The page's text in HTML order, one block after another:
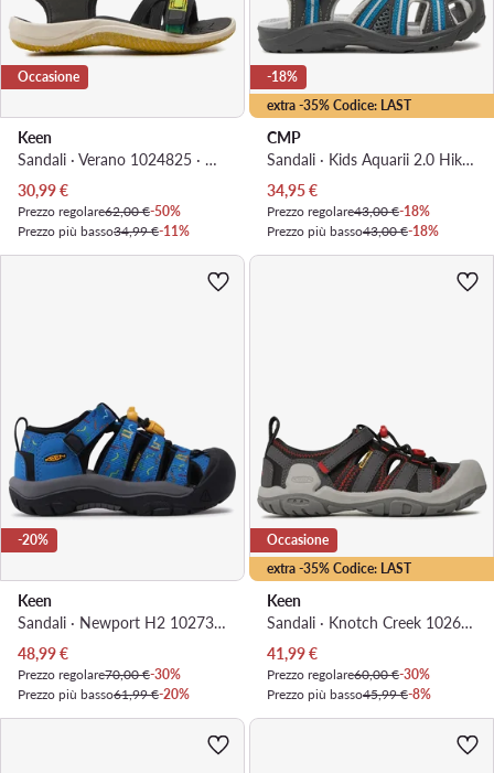
Occasione
Keen
Sandali · Verano 1024825 · Nero
Prezzo attuale
30,99€
Prezzo regolare62,00 €-50%
Prezzo più basso34,99 €-11%
extra -35% Codice: LAST
-18%
CMP
Sandali · Kids Aquarii 2.0 Hiking Sandal 30Q9664 · Grigio
Prezzo attuale
34,95€
Prezzo regolare43,00 €-18%
Prezzo più basso43,00 €-18%
-20%
Keen
Sandali · Newport H2 1027374 · Blu
Prezzo attuale
48,99€
Prezzo regolare70,00 €-30%
Prezzo più basso61,99 €-20%
extra -35% Codice: LAST
Occasione
Keen
Sandali · Knotch Creek 1026154 · Grigio
Prezzo attuale
41,99€
Prezzo regolare60,00 €-30%
Prezzo più basso45,99 €-8%